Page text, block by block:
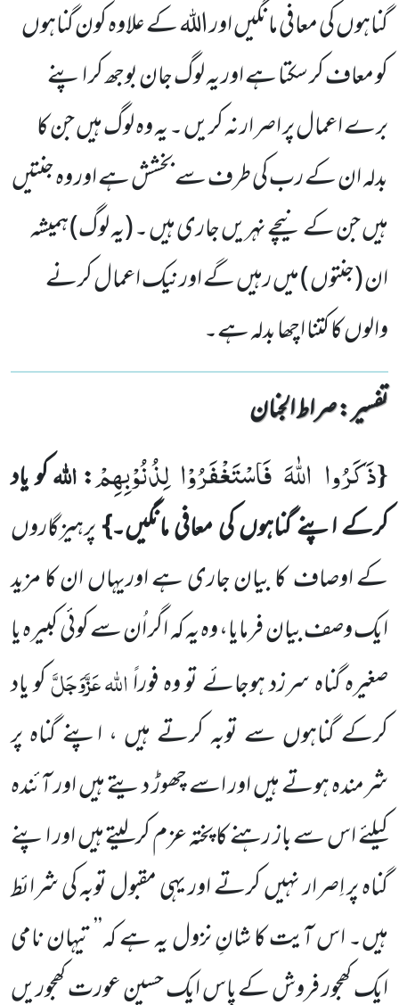
گناہوں کی معافی مانگیں اور اللہ کے علاوہ کون گناہوں
کو معاف کر سکتا ہے اور یہ لوگ جان بوجھ کر اپنے
برے اعمال پر اصرار نہ کریں ۔ یہ وہ لوگ ہیں جن کا
بدلہ ان کے رب کی طرف سے بخشش ہے اور وہ جنتیں
ہیں جن کے نیچے نہریں جاری ہیں ۔ (یہ لوگ) ہمیشہ
ان (جنتوں ) میں رہیں گے اورنیک اعمال کرنے
والوں کا کتنا اچھا بدلہ ہے۔
تفسیر : ‎صراط الجنان
{ذَكَرُوا اللّٰهَ فَاسْتَغْفَرُوْا لِذُنُوْبِهِمْ:اللہکو یاد
کرکے اپنے گناہوں کی معافی مانگیں۔}پرہیزگاروں
کے اوصافکا بیان جاری ہے اوریہاں ان کا مزید
ایک وصف بیان فرمایا، وہ یہ کہ اگر اُن سے کوئی کبیرہ یا
صغیرہ گناہ سرزد ہوجائے تو وہ فوراًاللہ عَزَّوَجَلَّکو یاد
کرکے گناہوں سے توبہ کرتے ہیں ، اپنے گناہ پر
شرمندہ ہوتے ہیں اور اسے چھوڑ دیتے ہیں اور آئندہ
کیلئے اس سے باز رہنے کا پختہ عزم کرلیتے ہیں اور اپنے
گناہ پر اِصرار نہیں کرتے اور یہی مقبول توبہ کی شرائط
ہیں۔ اس آیت کا شانِ نزول یہ ہے کہ’’ تیہان نامی
ایک کھجور فروش کے پاس ایک حسین عورت کھجوریں